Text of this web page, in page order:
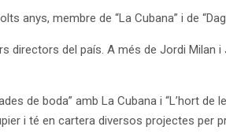
anys, membre de “La Cubana” i de
directors del país. A més de Jordi Milan
de boda” amb La Cubana i “L’hort
i té en cartera diversos projectes per